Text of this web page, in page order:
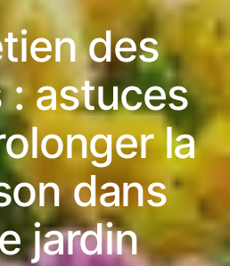
des
astuces
la
dans
jardin